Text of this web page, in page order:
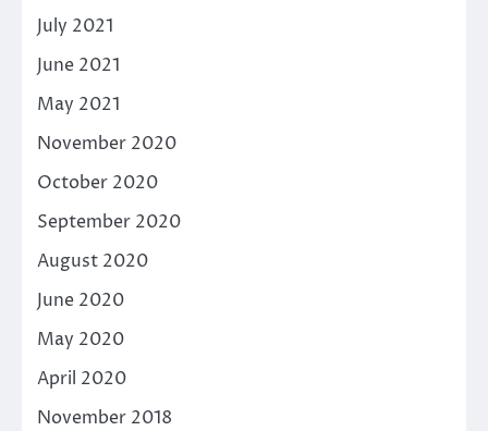
July 2021
June 2021
May 2021
November 2020
October 2020
September 2020
August 2020
June 2020
May 2020
April 2020
November 2018